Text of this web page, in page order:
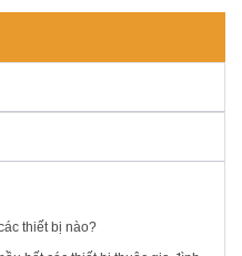
thiết bị nào?